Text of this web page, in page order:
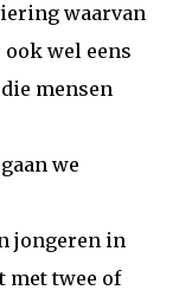
waarvan
wel eens
mensen
we
jongeren in
twee of